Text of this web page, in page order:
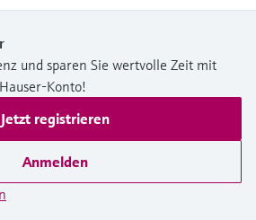
und sparen Sie wertvolle Zeit mit
Konto!
Jetzt registrieren
Anmelden